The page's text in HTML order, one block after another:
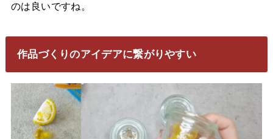
のは良いですね。
作品づくりのアイデアに繋がりやすい